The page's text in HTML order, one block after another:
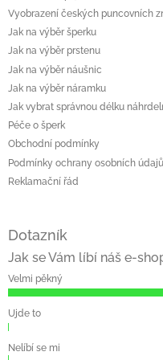
Vyobrazení českých puncovních
Jak na výběr šperku
Jak na výběr prstenu
Jak na výběr náušnic
Jak na výběr náramku
Jak vybrat správnou délku
Péče o šperk
Obchodní podmínky
Podmínky ochrany osobních údajů
Reklamační řád
Dotazník
Jak se Vám líbí náš e-
Velmi pěkný
Ujde to
Nelíbí se mi